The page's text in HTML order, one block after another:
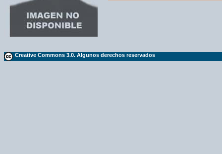
Creative Commons 3.0. Algunos derechos reservados